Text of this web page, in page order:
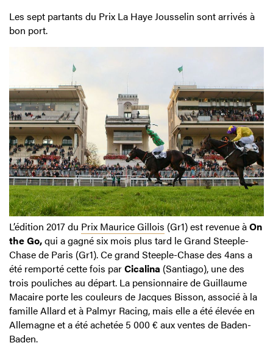
Les sept partants du Prix La Haye Jousselin sont arrivés à
bon port.
L’édition 2017 du Prix Maurice Gillois (Gr1) est revenue àOn
the Go,qui a gagné six mois plus tard le Grand Steeple-
Chase de Paris (Gr1). Ce grand Steeple-Chase des 4ans a
été remporté cette fois parCicalina (Santiago), une des
trois pouliches au départ. La pensionnaire de Guillaume
Macaire porte les couleurs de Jacques Bisson, associé à la
famille Allard et à Palmyr Racing, mais elle a été élevée en
Allemagne et a été achetée 5 000 € aux ventes de Baden-
Baden.